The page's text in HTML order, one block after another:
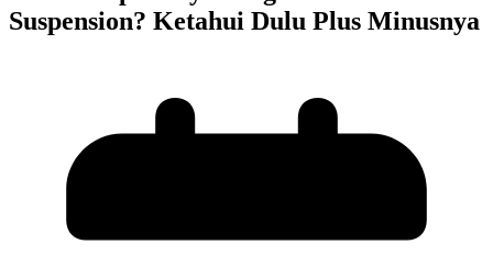
Suspension? Ketahui Dulu Plus Minusnya